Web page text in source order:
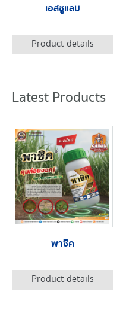
เอสซูแลม
Product details
Latest Products
พาซิค
Product details